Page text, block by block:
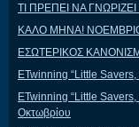
ΤΙ ΠΡΕΠΕΙ ΝΑ
ΚΑΛΟ ΜΗΝΑ!
ΕΣΩΤΕΡΙΚΟΣ
ΕTwinning “Little Savers,
ΕTwinning “Little Savers,
Οκτωβρίου